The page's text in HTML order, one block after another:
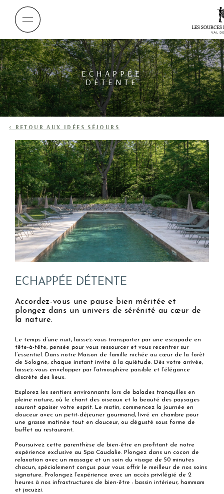
ECHAPPÉE
DÉTENTE
< RETOUR AUX IDÉES SÉJOURS
ECHAPPÉE DÉTENTE
Accordez-vous une pause bien méritée et
plongez dans un univers de sérénité au cœur de
la nature.
Le temps d’une nuit, laissez-vous transporter par une escapade en
tête-à-tête, pensée pour vous ressourcer et vous recentrer sur
l’essentiel. Dans notre Maison de famille nichée au cœur de la forêt
de Sologne, chaque instant invite à la quiétude. Dès votre arrivée,
laissez-vous envelopper par l’atmosphère paisible et l’élégance
discrète des lieux.
Explorez les sentiers environnants lors de balades tranquilles en
pleine nature, où le chant des oiseaux et la beauté des paysages
sauront apaiser votre esprit. Le matin, commencez la journée en
douceur avec un petit-déjeuner gourmand, livré en chambre pour
une grasse matinée tout en douceur, ou dégusté sous forme de
buffet au restaurant.
Poursuivez cette parenthèse de bien-être en profitant de notre
expérience exclusive au Spa Caudalie. Plongez dans un cocon de
relaxation avec un massage et un soin du visage de 50 minutes
chacun, spécialement conçus pour vous offrir le meilleur de nos soins
signature. Prolongez l’expérience avec un accès privilégié de 2
heures à nos infrastructures de bien-être : bassin intérieur, hammam
et jacuzzi.